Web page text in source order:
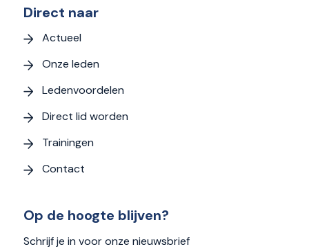
Direct naar
Actueel
Onze leden
Ledenvoordelen
Direct lid worden
Trainingen
Contact
Op de hoogte blijven?
Schrijf je in voor onze nieuwsbrief